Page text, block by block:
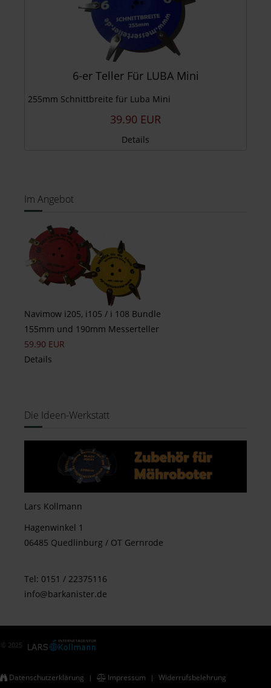
6-er Teller Für LUBA Mini
255mm Schnittbreite für Luba Mini
39.90 EUR
Details
Im Angebot
Navimow i205, i105 / i 108 Bundle
155mm und 190mm Messerteller
59.90 EUR
Details
Die Ideen-Werkstatt
Lars Kollmann
Hagenwinkel 1
06485 Quedlinburg / OT Gernrode
Tel: 0151 / 22375116
info@barkanister.de
© 2025
Datenschutzerklärung Impressum Widerrufsbelehrung